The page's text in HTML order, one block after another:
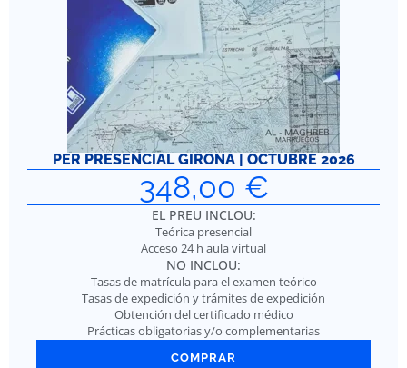
PER PRESENCIAL GIRONA | OCTUBRE 2026
348,00 €
EL PREU INCLOU:
Teórica presencial
Acceso 24 h aula virtual
NO INCLOU:
Tasas de matrícula para el examen teórico
Tasas de expedición y trámites de expedición
Obtención del certificado médico
Prácticas obligatorias y/o complementarias
COMPRAR